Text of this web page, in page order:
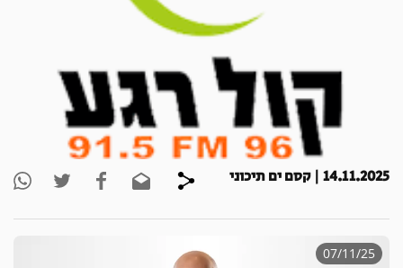
14.11.2025 | קסם ים תיכוני
07/11/25